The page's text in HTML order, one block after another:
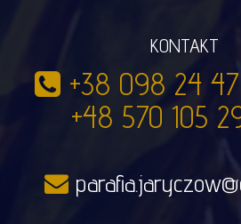
KONTAKT
+38 098 24 47
+48 570 105